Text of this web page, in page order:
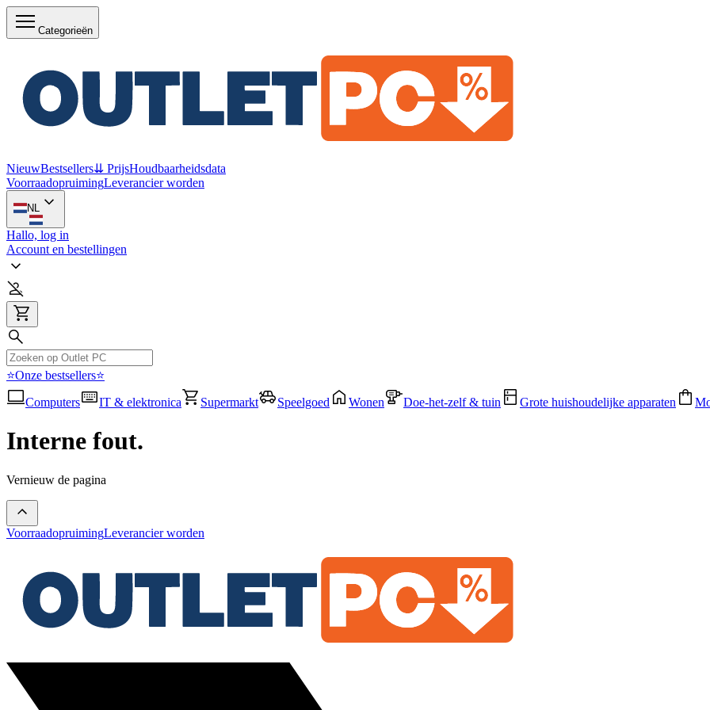
Categorieën
NieuwBestsellers⇊ PrijsHoudbaarheidsdata
VoorraadopruimingLeverancier worden
NL
Hallo, log in
Account en bestellingen
⭐Onze bestsellers⭐
Computers
IT & elektronica Supermarkt Speelgoed Wonen Doe-het-zelf & tuin Grote huishoudelijke apparaten
Interne fout.
Vernieuw de pagina
VoorraadopruimingLeverancier worden